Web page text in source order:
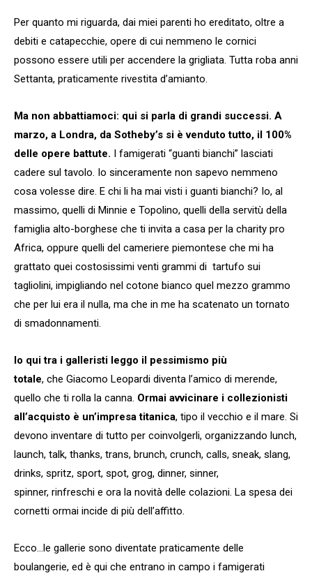
Per quanto mi riguarda, dai miei parenti ho ereditato, oltre a
debiti e catapecchie, opere di cui nemmeno le cornici
possono essere utili per accendere la grigliata. Tutta roba anni
Settanta, praticamente rivestita d’amianto.
Ma non abbattiamoci: qui si parla di grandi successi. A
marzo, a Londra, da Sotheby’s si è venduto tutto, il 100%
delle opere battute. I famigerati “guanti bianchi” lasciati
cadere sul tavolo. Io sinceramente non sapevo nemmeno
cosa volesse dire. E chi li ha mai visti i guanti bianchi? Io, al
massimo, quelli di Minnie e Topolino, quelli della servitù della
famiglia alto-borghese che ti invita a casa per la charity pro
Africa, oppure quelli del cameriere piemontese che mi ha
grattato quei costosissimi venti grammi di tartufo sui
tagliolini, impigliando nel cotone bianco quel mezzo grammo
che per lui era il nulla, ma che in me ha scatenato un tornato
di smadonnamenti.
Io qui tra i galleristi leggo il pessimismo più
totale, che Giacomo Leopardi diventa l’amico di merende,
quello che ti rolla la canna. Ormai avvicinare i collezionisti
all’acquisto è un’impresa titanica, tipo il vecchio e il mare. Si
devono inventare di tutto per coinvolgerli, organizzando lunch,
launch, talk, thanks, trans, brunch, crunch, calls, sneak, slang,
drinks, spritz, sport, spot, grog, dinner, sinner,
spinner, rinfreschi e ora la novità delle colazioni. La spesa dei
cornetti ormai incide di più dell’affitto.
Ecco…le gallerie sono diventate praticamente delle
boulangerie, ed è qui che entrano in campo i famigerati